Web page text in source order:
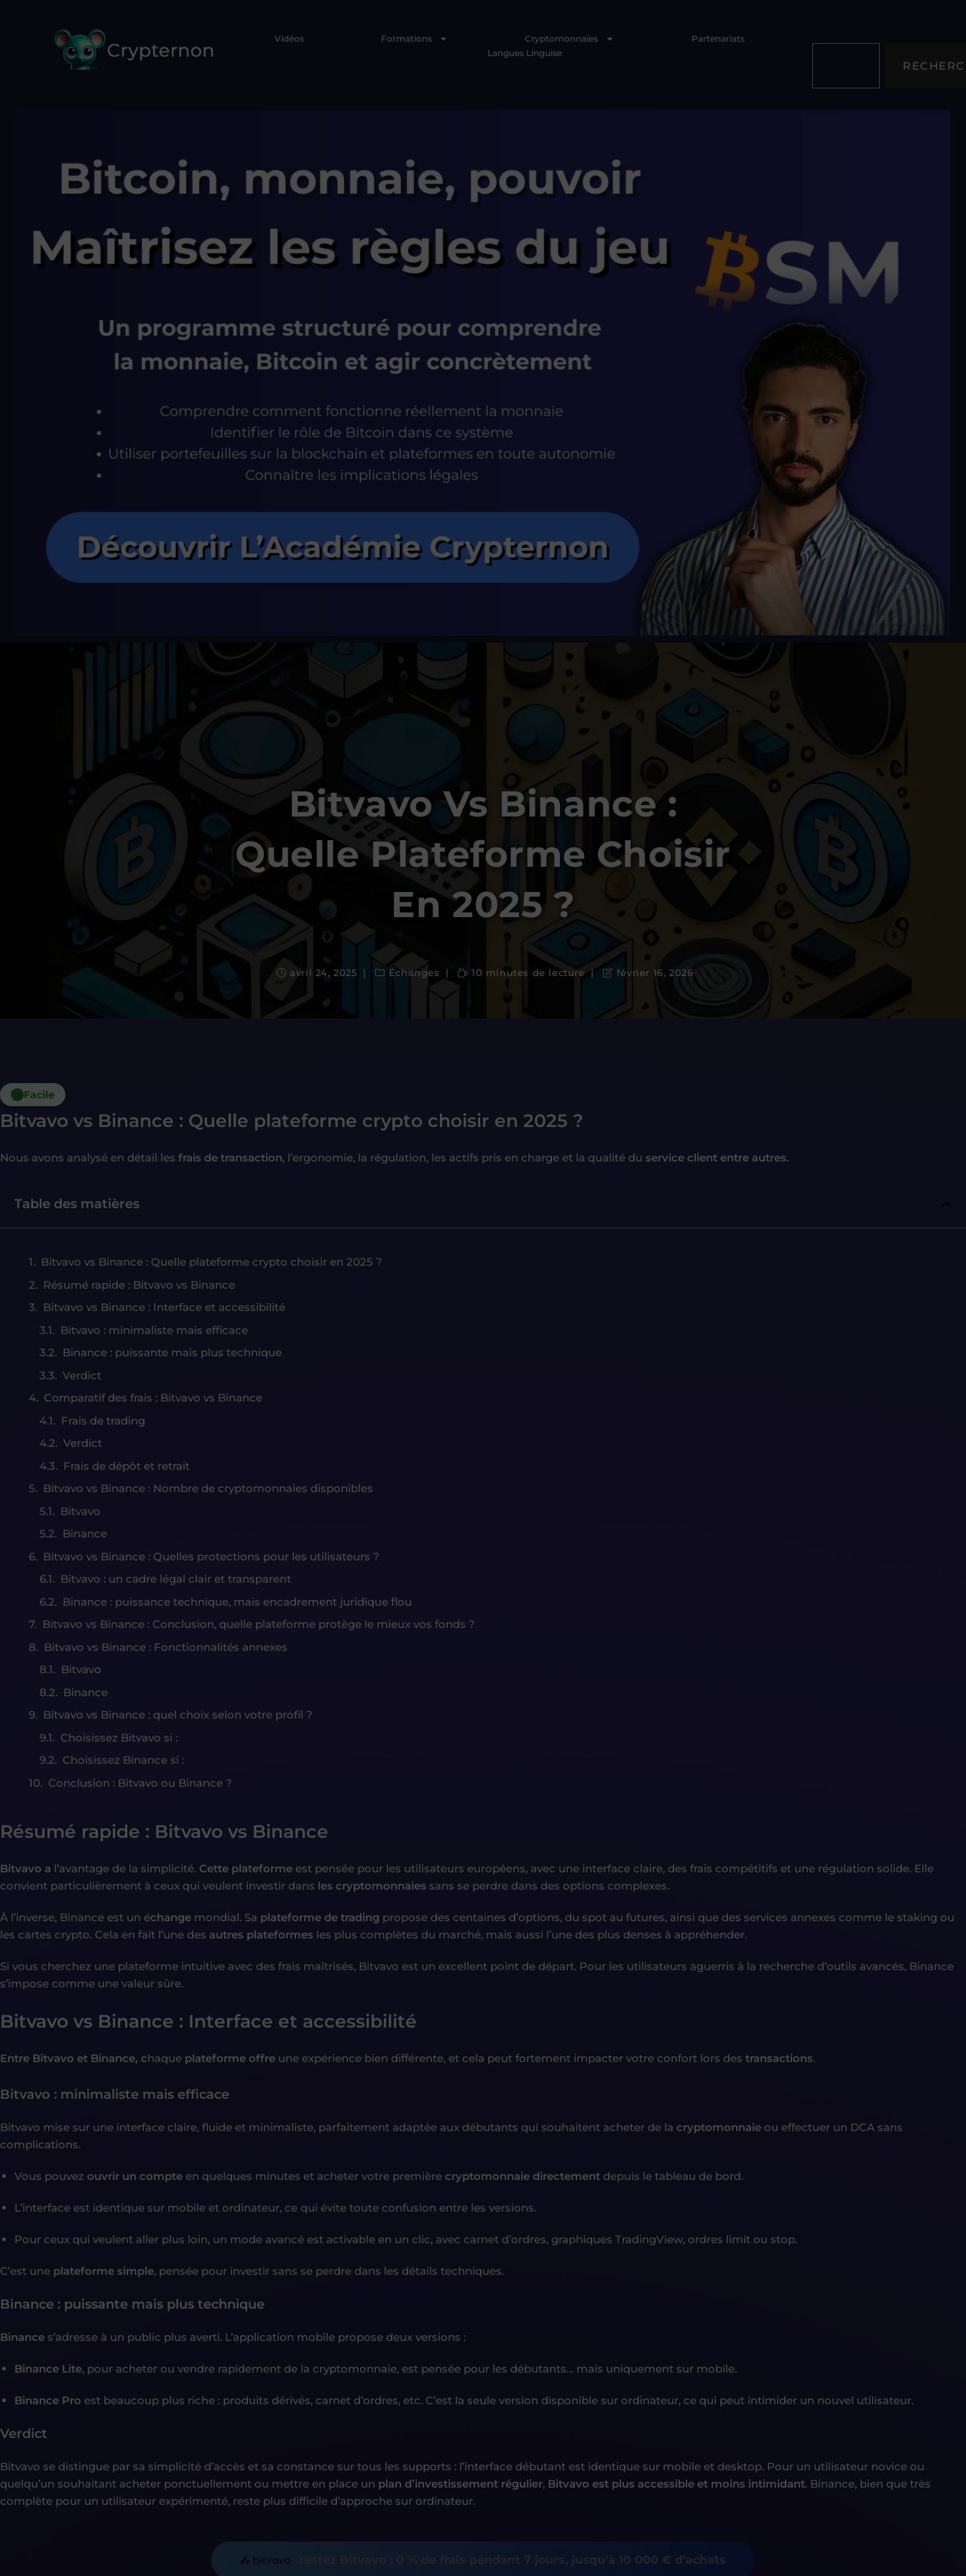
Vidéos Formations Cryptomonnaies
Partenariats
Langues Linguise
Bitvavo Vs Binance :
Quelle Plateforme Choisir
En 2025 ?
avril 24, 2025 Échanges 10 minutes de lecture février 16, 2026
Facile
Bitvavo vs Binance : Quelle plateforme crypto choisir en 2025 ?
Nous avons analysé en détail les frais de transaction, l’ergonomie, la régulation, les actifs pris en charge et la qualité du service client entre autres.
Table des matières
Bitvavo vs Binance : Quelle plateforme crypto choisir en 2025 ?
Résumé rapide : Bitvavo vs Binance
Bitvavo vs Binance : Interface et accessibilité
Bitvavo : minimaliste mais efficace
Binance : puissante mais plus technique
Verdict
Comparatif des frais : Bitvavo vs Binance
Frais de trading
Verdict
Frais de dépôt et retrait
Bitvavo vs Binance : Nombre de cryptomonnaies disponibles
Bitvavo
Binance
Bitvavo vs Binance : Quelles protections pour les utilisateurs ?
Bitvavo : un cadre légal clair et transparent
Binance : puissance technique, mais encadrement juridique flou
Bitvavo vs Binance : Conclusion, quelle plateforme protège le mieux vos fonds ?
Bitvavo vs Binance : Fonctionnalités annexes
Bitvavo
Binance
Bitvavo vs Binance : quel choix selon votre profil ?
Choisissez Bitvavo si :
Choisissez Binance si :
Conclusion : Bitvavo ou Binance ?
Résumé rapide : Bitvavo vs Binance
Bitvavo a l’avantage de la simplicité. Cette plateforme est pensée pour les utilisateurs européens, avec une interface claire, des frais compétitifs et une régulation solide. Elle
convient particulièrement à ceux qui veulent investir dans les cryptomonnaies sans se perdre dans des options complexes.
À l’inverse, Binance est un échange mondial. Sa plateforme de trading propose des centaines d’options, du spot au futures, ainsi que des services annexes comme le staking ou
les cartes crypto. Cela en fait l’une des autres plateformes les plus complètes du marché, mais aussi l’une des plus denses à appréhender.
Si vous cherchez une plateforme intuitive avec des frais maîtrisés, Bitvavo est un excellent point de départ. Pour les utilisateurs aguerris à la recherche d’outils avancés, Binance
s’impose comme une valeur sûre.
Bitvavo vs Binance : Interface et accessibilité
Entre Bitvavo et Binance, chaque plateforme offre une expérience bien différente, et cela peut fortement impacter votre confort lors des transactions.
Bitvavo : minimaliste mais efficace
Bitvavo mise sur une interface claire, fluide et minimaliste, parfaitement adaptée aux débutants qui souhaitent acheter de la cryptomonnaie ou effectuer un DCA sans
complications.
Vous pouvez ouvrir un compte en quelques minutes et acheter votre première cryptomonnaie directement depuis le tableau de bord.
L’interface est identique sur mobile et ordinateur, ce qui évite toute confusion entre les versions.
Pour ceux qui veulent aller plus loin, un mode avancé est activable en un clic, avec carnet d’ordres, graphiques TradingView, ordres limit ou stop.
C’est une plateforme simple, pensée pour investir sans se perdre dans les détails techniques.
Binance : puissante mais plus technique
Binance s’adresse à un public plus averti. L’application mobile propose deux versions :
Binance Lite, pour acheter ou vendre rapidement de la cryptomonnaie, est pensée pour les débutants… mais uniquement sur mobile.
Binance Pro est beaucoup plus riche : produits dérivés, carnet d’ordres, etc. C’est la seule version disponible sur ordinateur, ce qui peut intimider un nouvel utilisateur.
Verdict
Bitvavo se distingue par sa simplicité d’accès et sa constance sur tous les supports : l’interface débutant est identique sur mobile et desktop. Pour un utilisateur novice ou
quelqu’un souhaitant acheter ponctuellement ou mettre en place un plan d’investissement régulier, Bitvavo est plus accessible et moins intimidant. Binance, bien que très
complète pour un utilisateur expérimenté, reste plus difficile d’approche sur ordinateur.
Testez Bitvavo : 0 % de frais pendant 7 jours, jusqu’à 10 000 € d’achats